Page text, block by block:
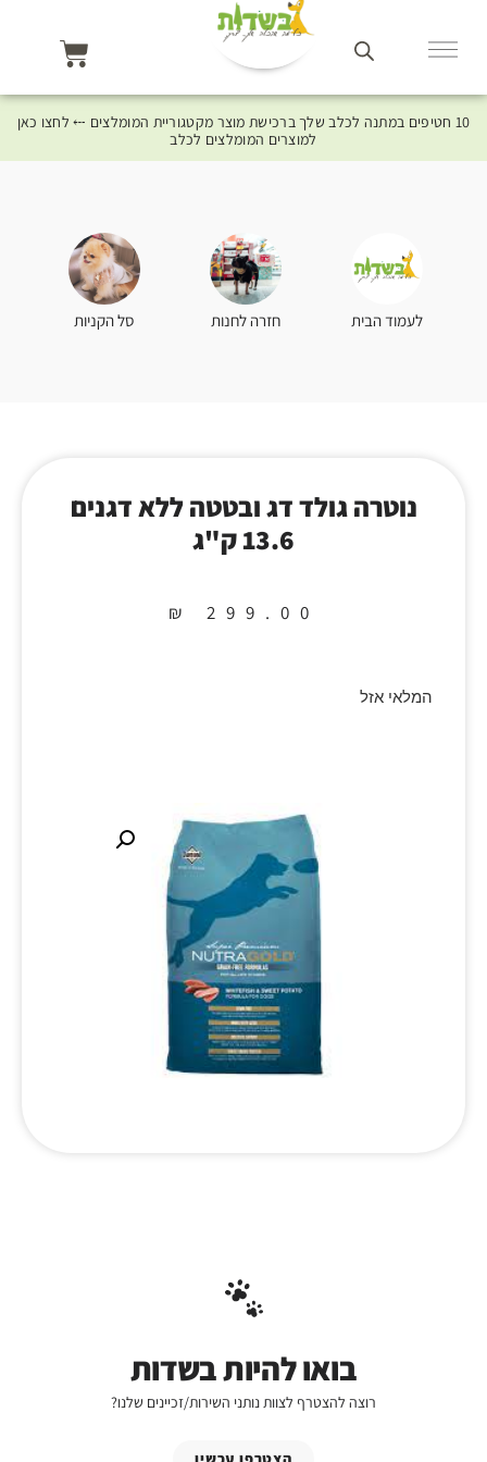
10 חטיפים במתנה לכלב שלך ברכישת מוצר מקטגוריית המומלצים ⤎ לחצו כאן
למוצרים המומלצים לכלב
לעמוד הבית חזרה לחנות סל הקניות
נוטרה גולד דג ובטטה ללא דגנים
13.6 ק"ג
₪ 299.00
המלאי אזל
בואו להיות בשדות
רוצה להצטרף לצוות נותני השירות/זכיינים שלנו?